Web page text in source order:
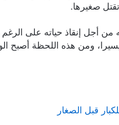
صغيرها.
أجل إنقاذ حياته على
ومن هذه اللحظة أصبح
قبل الصغار